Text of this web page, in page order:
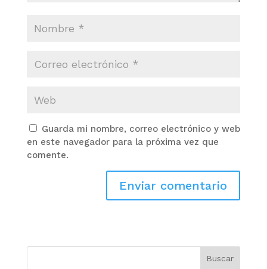
Guarda mi nombre, correo electrónico y web
en este navegador para la próxima vez que
comente.